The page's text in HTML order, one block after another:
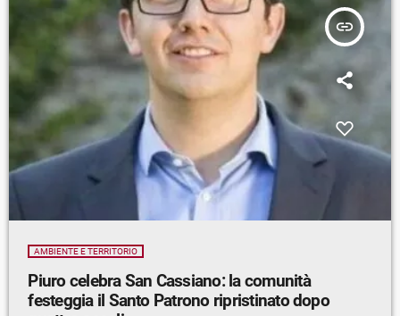
insert_link
AMBIENTE E TERRITORIO
Piuro celebra San Cassiano: la comunità
festeggia il Santo Patrono ripristinato dopo